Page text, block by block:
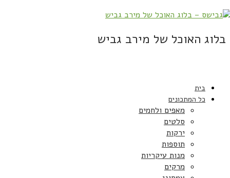
בלוג האוכל של מירב גביש
בית
כל המתכונים
מאפים ולחמים
סלטים
ירקות
תוספות
מנות עיקריות
מרקים